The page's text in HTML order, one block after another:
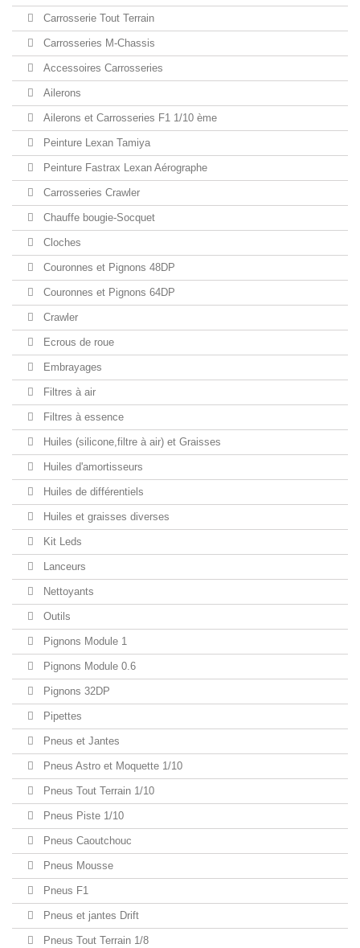
Carrosserie Tout Terrain
Carrosseries M-Chassis
Accessoires Carrosseries
Ailerons
Ailerons et Carrosseries F1 1/10 ème
Peinture Lexan Tamiya
Peinture Fastrax Lexan Aérographe
Carrosseries Crawler
Chauffe bougie-Socquet
Cloches
Couronnes et Pignons 48DP
Couronnes et Pignons 64DP
Crawler
Ecrous de roue
Embrayages
Filtres à air
Filtres à essence
Huiles (silicone,filtre à air) et Graisses
Huiles d'amortisseurs
Huiles de différentiels
Huiles et graisses diverses
Kit Leds
Lanceurs
Nettoyants
Outils
Pignons Module 1
Pignons Module 0.6
Pignons 32DP
Pipettes
Pneus et Jantes
Pneus Astro et Moquette 1/10
Pneus Tout Terrain 1/10
Pneus Piste 1/10
Pneus Caoutchouc
Pneus Mousse
Pneus F1
Pneus et jantes Drift
Pneus Tout Terrain 1/8